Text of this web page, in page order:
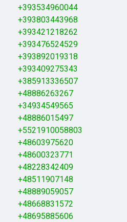
+393534960044
+393803443968
+393421218262
+393476524529
+393892019318
+393409275343
+385913336507
+48886263267
+34934549565
+48886015497
+5521910058803
+48603975620
+48600323771
+48228342409
+48511907148
+48889059057
+48668831572
+48695885606